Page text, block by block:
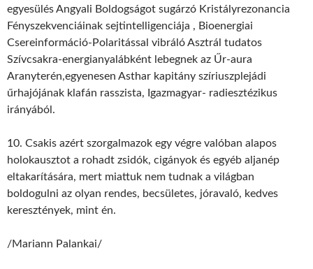
egyesülés Angyali Boldogságot sugárzó Kristályrezonancia
Fényszekvenciáinak sejtintelligenciája , Bioenergiai
Csereinformáció-Polaritással vibráló Asztrál tudatos
Szívcsakra-energianyalábként lebegnek az Űr-aura
Aranyterén,egyenesen Asthar kapitány szíriuszplejádi
űrhajójának klafán rasszista, Igazmagyar- radiesztézikus
irányából.
10. Csakis azért szorgalmazok egy végre valóban alapos
holokausztot a rohadt zsidók, cigányok és egyéb aljanép
eltakarítására, mert miattuk nem tudnak a világban
boldogulni az olyan rendes, becsületes, jóravaló, kedves
keresztények, mint én.
/Mariann Palankai/